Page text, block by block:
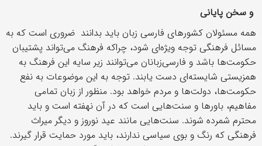
و سخن پایانی
همه مسئولان کشورهای فارسی زبان باید بدانند ضروری است که به
مسائل فرهنگی توجه ویژه‌ای شود، چراکه فرهنگ می‌تواند پشتیبان
حکومت‌ها باشد و فارسی‌زبانان می‌توانند زیر سایه این فرهنگ به
همزیستی شایسته‌ای دست یابند. توجه به این موضوعات به نفع
حکومت‌ها، دولت‌ها و مردم خواهد بود. منظور از زبان تمامی
مفاهیم، باورها و سنت‌هایی است که در آن نهفته است و باید
محترم شمرده شوند. سنت‌هایی مانند عید نوروز و دیگر میراث
فرهنگی که رنگ و بوی سیاسی ندارند، باید مورد حمایت قرار گیرند.